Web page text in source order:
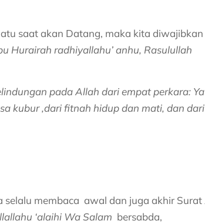
saat akan Datang, maka kita diwajibkan
Hurairah radhiyallahu’ anhu, Rasulullah
pada Allah dari empat perkara: Ya
kubur ,dari fitnah hidup dan mati, dan dari
selalu membaca awal dan juga akhir Surat
‘alaihi Wa Salam bersabda,